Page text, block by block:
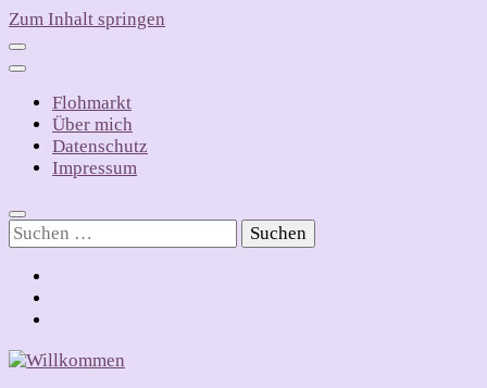
Zum Inhalt springen
Flohmarkt
Über mich
Datenschutz
Impressum
Suchen
nach: